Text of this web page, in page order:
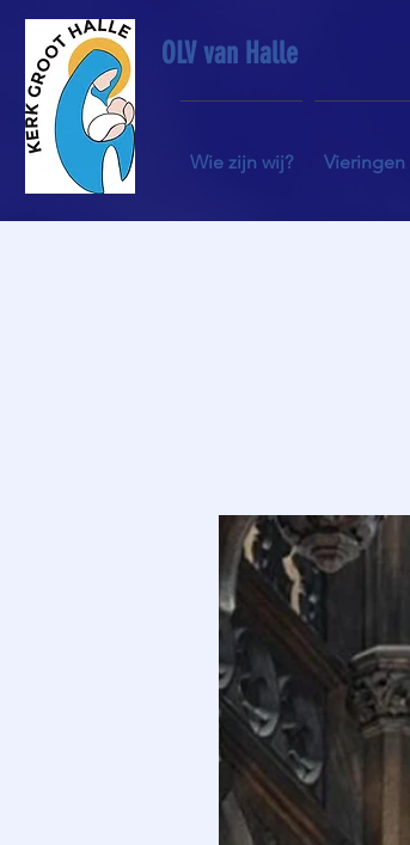
OLV van Halle
Wie zijn wij? Vieringen